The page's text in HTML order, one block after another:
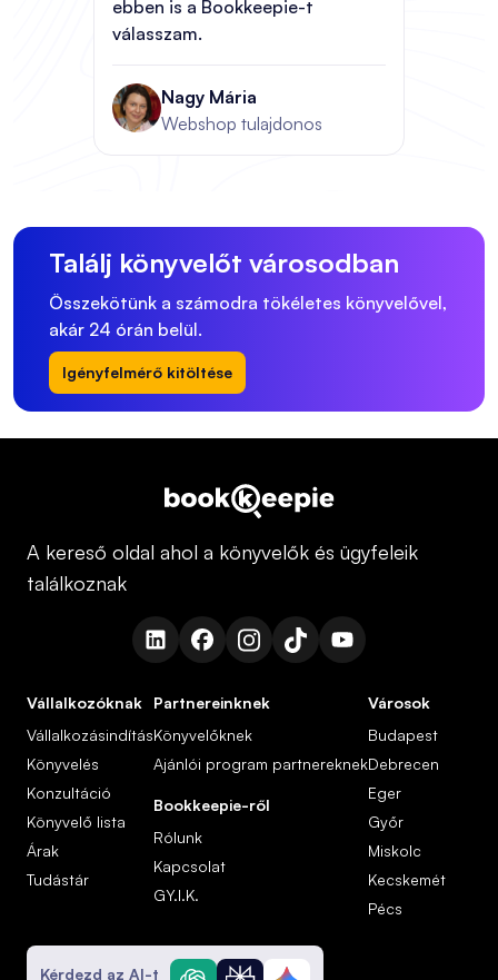
ebben is a Bookkeepie-t
válasszam.
Nagy Mária
Webshop tulajdonos
Találj könyvelőt városodban
Összekötünk a számodra tökéletes könyvelővel,
akár 24 órán belül.
Igényfelmérő kitöltése
A kereső oldal ahol a könyvelők és ügyfeleik
találkoznak
Vállalkozóknak
Vállalkozásindítás
Könyvelés
Konzultáció
Könyvelő lista
Árak
Tudástár
Partnereinknek
Könyvelőknek
Ajánlói program partnereknek
Bookkeepie-ről
Rólunk
Kapcsolat
GY.I.K.
Városok
Budapest
Debrecen
Eger
Győr
Miskolc
Kecskemét
Pécs
Kérdezd az AI-t